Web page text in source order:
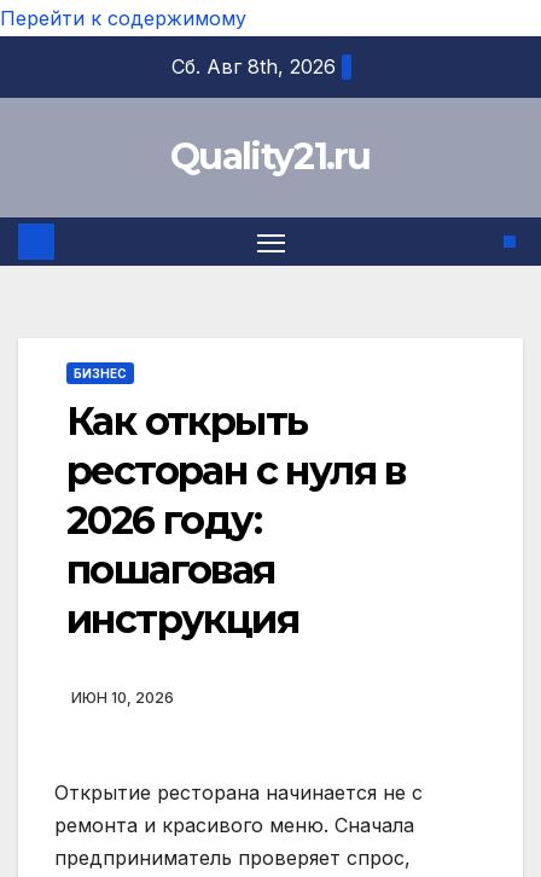
Перейти к содержимому
Сб. Авг 8th, 2026
Quality21.ru
БИЗНЕС
Как открыть
ресторан с нуля в
2026 году:
пошаговая
инструкция
ИЮН 10, 2026
Открытие ресторана начинается не с
ремонта и красивого меню. Сначала
предприниматель проверяет спрос,